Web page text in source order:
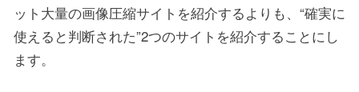
ット大量の画像圧縮サイトを紹介するよりも、“確実に
使えると判断された”2つのサイトを紹介することにし
ます。